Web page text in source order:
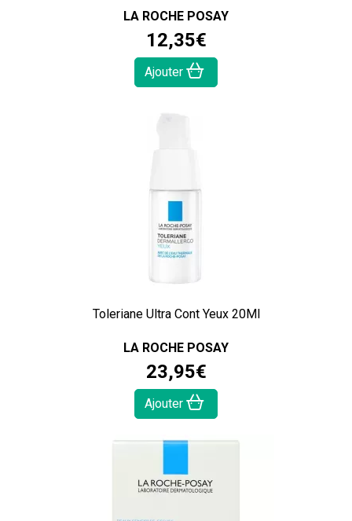
LA ROCHE POSAY
12,35€
Ajouter
Toleriane Ultra Cont Yeux 20Ml
LA ROCHE POSAY
23,95€
Ajouter